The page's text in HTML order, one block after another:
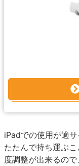
iPadでの使用が適
たたんで持ち運ぶ
度調整が出来るの